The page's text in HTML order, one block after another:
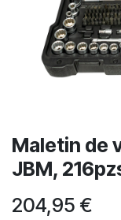
Maletin de
JBM,
204,95 €